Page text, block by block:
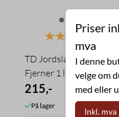
Karakter: 4.0
TD Jordslag og Sopp
Fjerner 1 l
215,-
På lager
Priser
mva
I denne
velge om
med eller
Inkl. mva